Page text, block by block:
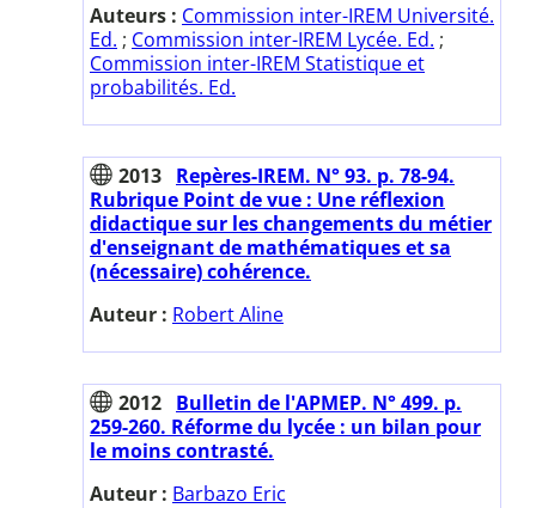
Auteurs : Commission inter-IREM Université.
Ed. ; Commission inter-IREM Lycée. Ed. ;
Commission inter-IREM Statistique et
probabilités. Ed.
2013 Repères-IREM. N° 93. p. 78-94.
Rubrique Point de vue : Une réflexion
didactique sur les changements du métier
d'enseignant de mathématiques et sa
(nécessaire) cohérence.
Auteur : Robert Aline
2012 Bulletin de l'APMEP. N° 499. p.
259-260. Réforme du lycée : un bilan pour
le moins contrasté.
Auteur : Barbazo Eric